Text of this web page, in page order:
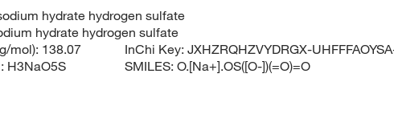
hydrate hydrogen sulfate
hydrate hydrogen sulfate
mol): 138.07
H3NaO5S
InChi Key:JXHZRQHZVYDRGX-
SMILES:O.[Na+].OS([O-])(=O)=O